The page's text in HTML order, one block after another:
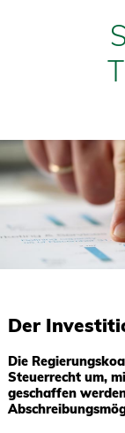
Home
Leistungen
Über mich
Mandanteninfos
Kontakt
Der
Die
Steuerrecht um,
geschaffen